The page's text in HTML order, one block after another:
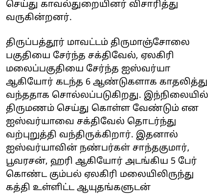
செய்து காவல்துறையினர் விசாரித்து
வருகின்றனர்.
திருப்பத்தூர் மாவட்டம் திருமாஞ்சோலை
பகுதியை சேர்ந்த சக்திவேல், ஏலகிரி
மலைப்பகுதியை சேர்ந்த ஐஸ்வர்யா
ஆகியோர் கடந்த 6 ஆண்டுகளாக காதலித்து
வந்ததாக சொல்லப்படுகிறது. இந்நிலையில்
திருமணம் செய்து கொள்ள வேண்டும் என
ஐஸ்வர்யாவை சக்திவேல் தொடர்ந்து
வற்புறுத்தி வந்திருக்கிறார். இதனால்
ஐஸ்வர்யாவின் நண்பர்கள் சாந்தகுமார்,
பூவரசன், ஹரி ஆகியோர் அடங்கிய 5 பேர்
கொண்ட கும்பல் ஏலகிரி மலையிலிருந்து
கத்தி உள்ளிட்ட ஆயுதங்களுடன்